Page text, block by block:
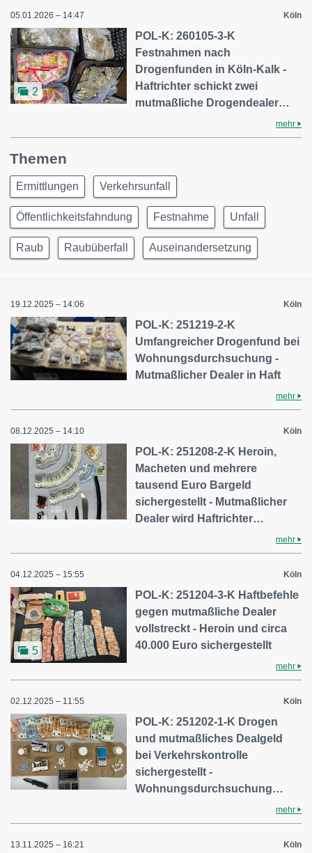
05.01.2026 – 14:47 Köln
2
POL-K: 260105-3-K
Festnahmen nach
Drogenfunden in Köln-Kalk -
Haftrichter schickt zwei
mutmaßliche Drogendealer…
mehr
Themen
Ermittlungen Verkehrsunfall
Öffentlichkeitsfahndung Festnahme Unfall
Raub Raubüberfall Auseinandersetzung
19.12.2025 – 14:06 Köln
POL-K: 251219-2-K
Umfangreicher Drogenfund bei
Wohnungsdurchsuchung -
Mutmaßlicher Dealer in Haft
mehr
08.12.2025 – 14:10 Köln
POL-K: 251208-2-K Heroin,
Macheten und mehrere
tausend Euro Bargeld
sichergestellt - Mutmaßlicher
Dealer wird Haftrichter…
mehr
04.12.2025 – 15:55 Köln
5
POL-K: 251204-3-K Haftbefehle
gegen mutmaßliche Dealer
vollstreckt - Heroin und circa
40.000 Euro sichergestellt
mehr
02.12.2025 – 11:55 Köln
POL-K: 251202-1-K Drogen
und mutmaßliches Dealgeld
bei Verkehrskontrolle
sichergestellt -
Wohnungsdurchsuchung…
mehr
13.11.2025 – 16:21 Köln